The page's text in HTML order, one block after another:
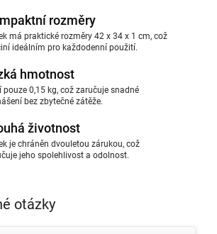
rozměry
má praktické rozměry 42 x 34 x 1 cm, což
ideálním pro každodenní použití.
hmotnost
pouze 0,15 kg, což zaručuje snadné
bez zbytečné zátěže.
životnost
je chráněn dvouletou zárukou, což
jeho spolehlivost a odolnost.
otázky